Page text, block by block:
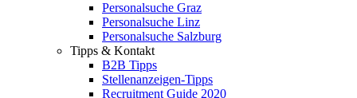
Personalsuche Graz
Personalsuche Linz
Personalsuche Salzburg
Tipps & Kontakt
B2B Tipps
Stellenanzeigen-Tipps
Recruitment Guide 2020